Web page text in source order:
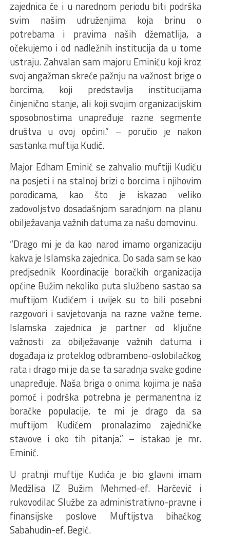
zajednica će i u narednom periodu biti podrška
svim našim udruženjima koja brinu o
potrebama i pravima naših džematlija, a
očekujemo i od nadležnih institucija da u tome
ustraju. Zahvalan sam majoru Eminiću koji kroz
svoj angažman skreće pažnju na važnost brige o
borcima, koji predstavlja institucijama
činjenično stanje, ali koji svojim organizacijskim
sposobnostima unapređuje razne segmente
društva u ovoj općini.” – poručio je nakon
sastanka muftija Kudić.
Major Edham Eminić se zahvalio muftiji Kudiću
na posjeti i na stalnoj brizi o borcima i njihovim
porodicama, kao što je iskazao veliko
zadovoljstvo dosadašnjom saradnjom na planu
obilježavanja važnih datuma za našu domovinu.
“Drago mi je da kao narod imamo organizaciju
kakva je Islamska zajednica. Do sada sam se kao
predjsednik Koordinacije boračkih organizacija
općine Bužim nekoliko puta službeno sastao sa
muftijom Kudićem i uvijek su to bili posebni
razgovori i savjetovanja na razne važne teme.
Islamska zajednica je partner od ključne
važnosti za obilježavanje važnih datuma i
događaja iz proteklog odbrambeno-oslobilačkog
rata i drago mi je da se ta saradnja svake godine
unapređuje. Naša briga o onima kojima je naša
pomoć i podrška potrebna je permanentna iz
boračke populacije, te mi je drago da sa
muftijom Kudićem pronalazimo zajedničke
stavove i oko tih pitanja.” – istakao je mr.
Eminić.
U pratnji muftije Kudića je bio glavni imam
Medžlisa IZ Bužim Mehmed-ef. Harčević i
rukovodilac Službe za administrativno-pravne i
finansijske poslove Muftijstva bihaćkog
Sabahudin-ef. Begić.